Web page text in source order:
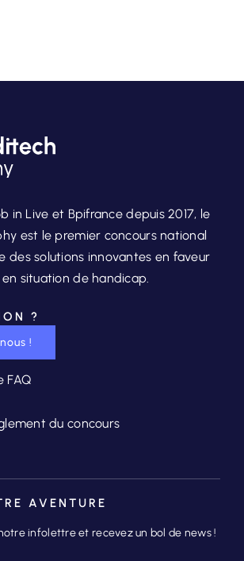
in Live et Bpifrance depuis 2017, le
est le premier concours national
des solutions innovantes en faveur
situation de handicap.
?
!
FAQ
du concours
AVENTURE
infolettre et recevez un bol de news !